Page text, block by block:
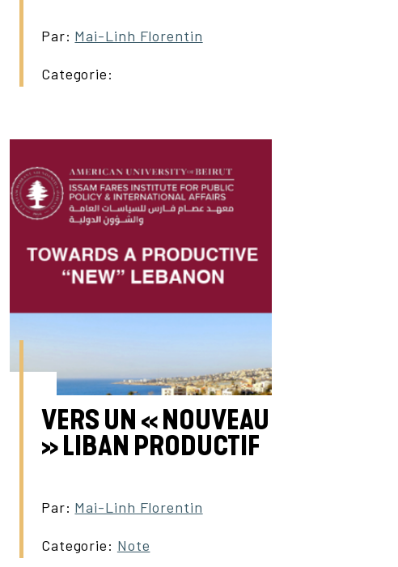
Par: Mai-Linh Florentin
Categorie:
VERS UN « NOUVEAU
» LIBAN PRODUCTIF
Par: Mai-Linh Florentin
Categorie: Note